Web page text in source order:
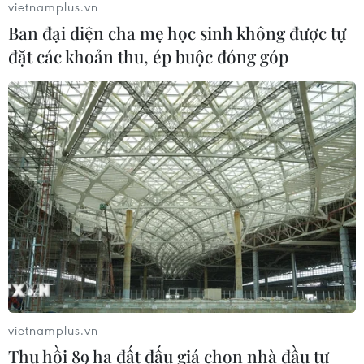
04/08/2026 14:37
Xem thêm
CƠ QUAN CHỦ QUẢN: THÔNG TẤN XÃ VIỆT NAM
Tổng Biên tập: TRẦN TIẾN DUẨN
Phó Tổng Biên tập: NGUYỄN THỊ TÁM, KHÚC THANH
THỦY
Sở hữu trí tuệ
RSS
Hỗ trợ
vietnamplus.vn
Ban đại diện cha mẹ học sinh không được tự
đặt các khoản thu, ép buộc đóng góp
vietnamplus.vn
Thu hồi 89 ha đất đấu giá chọn nhà đầu tư